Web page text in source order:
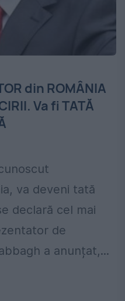
din ROMÂNIA
Va fi TATĂ
va deveni tată
declară cel mai
de
a anunțat,...